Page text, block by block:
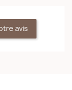
avis